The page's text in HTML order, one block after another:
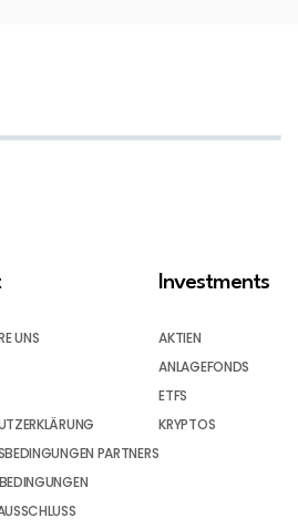
UNS
PARTNERS
Investments
AKTIEN
ANLAGEFONDS
ETFS
KRYPTOS